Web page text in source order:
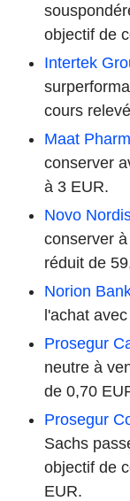
objectif de
Intertek
cours
Maat
conserver
à 3 EUR.
Novo
conserver
réduit de
Norion
l'achat
Prosegur
neutre à
de 0,70
Prosegur
Sachs
objectif de
EUR.